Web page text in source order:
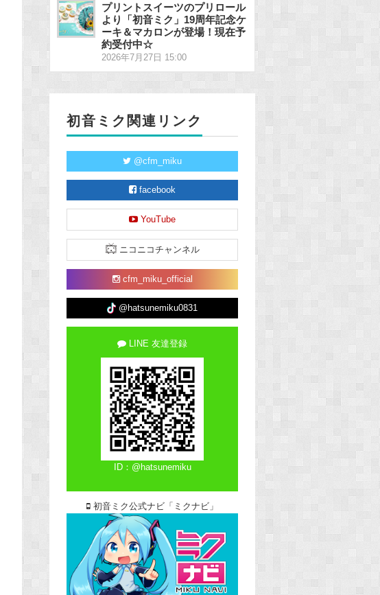
プリントスイーツのプリロール
より「初音ミク」19周年記念ケ
ーキ＆マカロンが登場！現在予
約受付中☆
2026年7月27日 15:00
初音ミク関連リンク
@cfm_miku
facebook
YouTube
ニコニコチャンネル
cfm_miku_official
@hatsunemiku0831
LINE 友達登録
ID：@hatsunemiku
初音ミク公式ナビ「ミクナビ」